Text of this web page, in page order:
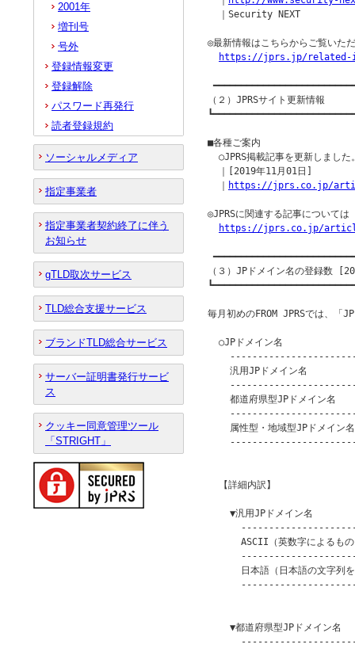
  ｜Security NEXT
◎最新情報はこちらからご覧いた
https://jprs.jp/related-
（２）JPRSサイト更新情報
■各種ご案内
○JPRS掲載記事を更新しました
  ｜[2019年11月01日]
https://jprs.co.jp/
◎JPRSに関連する記事について
https://jprs.co.jp/
（３）JPドメイン名の登録数
毎月初めのFROM JPRSでは、「
  ○JPドメイン名
汎用JPドメイン名
都道府県型JPドメイン名
属性型・地域型JPドメイ
  【詳細内訳】
    ▼汎用JPドメイン名
ASCII（英数字によるも
日本語（日本語の文字列
    ▼都道府県型JPドメイン名
2001年
増刊号
号外
登録情報変更
登録解除
パスワード再発行
読者登録規約
ソーシャルメディア
指定事業者
指定事業者契約終了に伴う
お知らせ
gTLD取次サービス
TLD総合支援サービス
ブランドTLD総合サービス
サーバー証明書発行サービ
ス
クッキー同意管理ツール
「STRIGHT」